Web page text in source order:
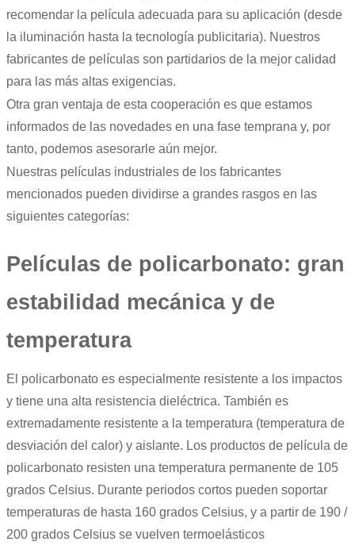
recomendar la película adecuada para su aplicación (desde
la iluminación hasta la tecnología publicitaria). Nuestros
fabricantes de películas son partidarios de la mejor calidad
para las más altas exigencias.
Otra gran ventaja de esta cooperación es que estamos
informados de las novedades en una fase temprana y, por
tanto, podemos asesorarle aún mejor.
Nuestras películas industriales de los fabricantes
mencionados pueden dividirse a grandes rasgos en las
siguientes categorías:
Películas de policarbonato: gran
estabilidad mecánica y de
temperatura
El policarbonato es especialmente resistente a los impactos
y tiene una alta resistencia dieléctrica. También es
extremadamente resistente a la temperatura (temperatura de
desviación del calor) y aislante. Los productos de película de
policarbonato resisten una temperatura permanente de 105
grados Celsius. Durante periodos cortos pueden soportar
temperaturas de hasta 160 grados Celsius, y a partir de 190 /
200 grados Celsius se vuelven termoelásticos